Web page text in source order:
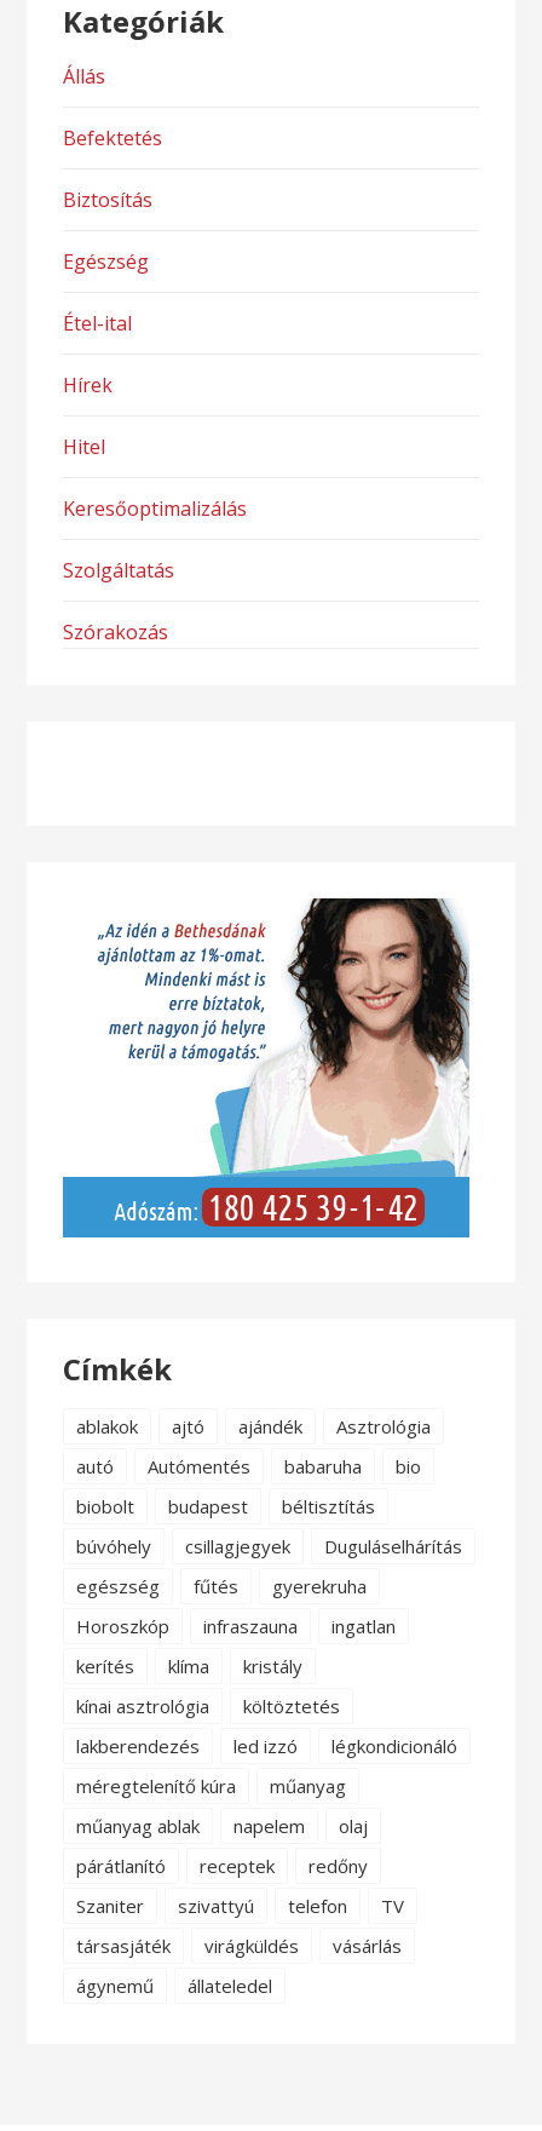
Kategóriák
Állás
Befektetés
Biztosítás
Egészség
Étel-ital
Hírek
Hitel
Keresőoptimalizálás
Szolgáltatás
Szórakozás
Címkék
ablakok ajtó ajándék
Asztrológia
autó
Autómentés babaruha
bio
biobolt
budapest
béltisztítás
búvóhely
csillagjegyek
Duguláselhárítás
egészség
fűtés
gyerekruha
Horoszkóp
infraszauna
ingatlan
kerítés
klíma
kristály
kínai asztrológia
költöztetés
lakberendezés
led izzó
légkondicionáló
méregtelenítő kúra
műanyag
műanyag ablak
napelem
olaj
párátlanító
receptek
redőny
Szaniter
szivattyú telefon
TV
társasjáték
virágküldés
vásárlás
ágynemű
állateledel